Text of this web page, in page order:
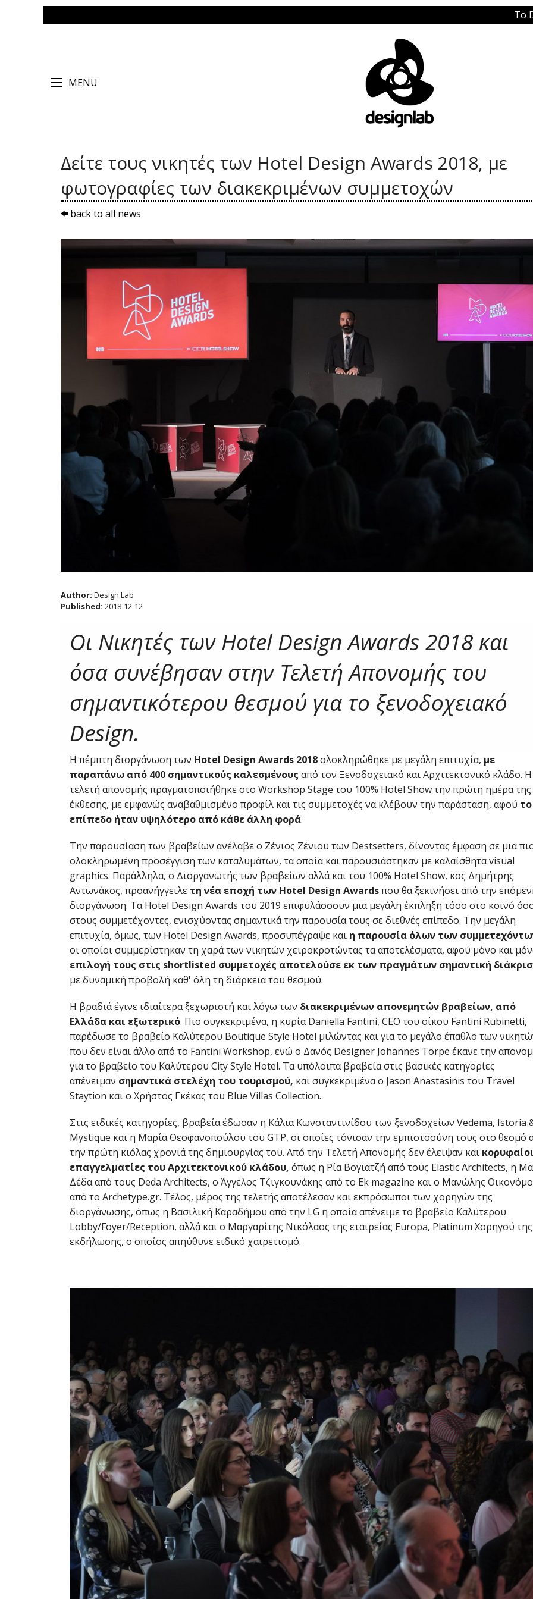
Το Design Lab
MENU
Δείτε τους νικητές των Hotel Design Awards 2018, με
φωτογραφίες των διακεκριμένων συμμετοχών
back to all news
Author: Design Lab
Published: 2018-12-12
Οι Νικητές των Hotel Design Awards 2018 και
όσα συνέβησαν στην Τελετή Απονομής του
σημαντικότερου θεσμού για το ξενοδοχειακό
Design.
Η πέμπτη διοργάνωση των Hotel Design Awards 2018ολοκληρώθηκε με μεγάλη επιτυχία, με
παραπάνω από 400 σημαντικούς καλεσμένους από τον Ξενοδοχειακό και Αρχιτεκτονικό κλάδο. Η
τελετή απονομής πραγματοποιήθηκε στο Workshop Stage του 100% Hotel Show την πρώτη ημέρα της
έκθεσης, με εμφανώς αναβαθμισμένο προφίλ και τις συμμετοχές να κλέβουν την παράσταση, αφού το
επίπεδο ήταν υψηλότερο από κάθε άλλη φορά.
Την παρουσίαση των βραβείων ανέλαβε ο Ζένιος Ζένιου των Destsetters, δίνοντας έμφαση σε μια
ολοκληρωμένη προσέγγιση των καταλυμάτων, τα οποία και παρουσιάστηκαν με καλαίσθητα visual
graphics. Παράλληλα, ο Διοργανωτής των βραβείων αλλά και του 100% Hotel Show, κος Δημήτρης
Αντωνάκος, προανήγγειλε τη νέα εποχή των Hotel Design Awardsπου θα ξεκινήσει από την
διοργάνωση. Τα Hotel Design Awards του 2019 επιφυλάσσουν μια μεγάλη έκπληξη τόσο στο κοινό
στους συμμετέχοντες, ενισχύοντας σημαντικά την παρουσία τους σε διεθνές επίπεδο. Την μεγάλη
επιτυχία, όμως, των Hotel Design Awards, προσυπέγραψε και η παρουσία όλων των
οι οποίοι συμμερίστηκαν τη χαρά των νικητών χειροκροτώντας τα αποτελέσματα, αφού μόνο και
επιλογή τους στις shortlisted συμμετοχές αποτελούσε εκ των πραγμάτων σημαντική
με δυναμική προβολή καθ' όλη τη διάρκεια του θεσμού.
Η βραδιά έγινε ιδιαίτερα ξεχωριστή και λόγω των διακεκριμένων απονεμητών βραβείων, από
Ελλάδα και εξωτερικό. Πιο συγκεκριμένα, η κυρία Daniella Fantini, CEO του οίκου Fantini Rubinetti,
παρέδωσε το βραβείο Καλύτερου Boutique Style Hotel μιλώντας και για το μεγάλο έπαθλο των
που δεν είναι άλλο από το Fantini Workshop, ενώ ο Δανός Designer Johannes Torpe έκανε την
για το βραβείο του Καλύτερου City Style Hotel. Τα υπόλοιπα βραβεία στις βασικές κατηγορίες
απένειμαν σημαντικά στελέχη του τουρισμού, και συγκεκριμένα ο Jason Anastasinis του Travel
Staytion και ο Χρήστος Γκέκας του Blue Villas Collection.
Στις ειδικές κατηγορίες, βραβεία έδωσαν η Κάλια Κωνσταντινίδου των ξενοδοχείων Vedema, Istoria
Mystique και η Μαρία Θεοφανοπούλου του GTP, οι οποίες τόνισαν την εμπιστοσύνη τους στο θεσμό
την πρώτη κιόλας χρονιά της δημιουργίας του. Από την Τελετή Απονομής δεν έλειψαν και κορυφαίοι
επαγγελματίες του Αρχιτεκτονικού κλάδου, όπως η Ρία Βογιατζή από τους Elastic Architects, η
Δέδα από τους Deda Architects, ο Άγγελος Τζιγκουνάκης από το Ek magazine και ο Μανώλης
από το Archetype.gr. Τέλος, μέρος της τελετής αποτέλεσαν και εκπρόσωποι των χορηγών της
διοργάνωσης, όπως η Βασιλική Καραδήμου από την LG η οποία απένειμε το βραβείο Καλύτερου
Lobby/Foyer/Reception, αλλά και ο Μαργαρίτης Νικόλαος της εταιρείας Europa, Platinum Χορηγού της
εκδήλωσης, ο οποίος απηύθυνε ειδικό χαιρετισμό.